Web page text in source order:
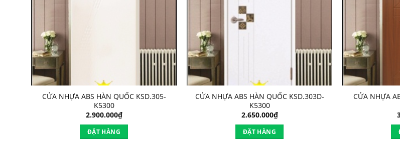
CỬA NHỰA ABS HÀN QUỐC KSD.305-
K5300
2.900.000₫
ĐẶT HÀNG
CỬA NHỰA ABS HÀN QUỐC KSD.303D-
K5300
2.650.000₫
ĐẶT HÀNG
CỬA NHỰA